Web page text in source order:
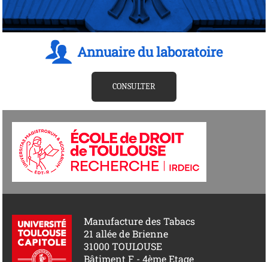
Annuaire du laboratoire
CONSULTER
Manufacture des Tabacs
21 allée de Brienne
31000 TOULOUSE
Bâtiment F - 4ème Etage